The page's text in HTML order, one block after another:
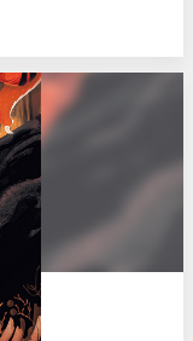
se prendre la tête, on est
tigres, leur conte le...